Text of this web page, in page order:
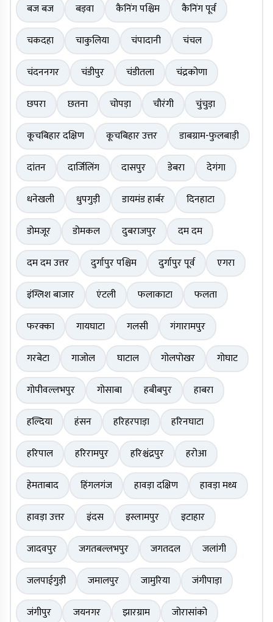
बज बज
बड़वा कैनिंग पश्चिम
कैनिंग पूर्व
चकदहा
चाकुलिया चंपादानी
चंचल
चंदननगर
चंडीपुर चंडीतला
चंद्रकोणा
छपरा
छतना चोपड़ा चौरंगी
चुंचुड़ा
कूचबिहार दक्षिण
कूचबिहार उत्तर
डाबग्राम-फुलबाड़ी
दांतन
दार्जिलिंग दासपुर डेबरा
देगंगा
धनेखली
धुपगुड़ी डायमंड हार्बर
दिनहाटा
डोमजूर
डोमकल दुबराजपुर
दम दम
दम दम उत्तर
दुर्गापुर पश्चिम दुर्गापुर पूर्व
एगरा
इंग्लिश बाजार
एंटली फलाकाटा
फलता
फरक्का
गायघाटा गलसी
गंगारामपुर
गरबेटा
गाजोल घाटाल गोलपोखर
गोघाट
गोपीवल्लभपुर
गोसाबा हबीबपुर
हाबरा
हल्दिया
हंसन हरिहरपाड़ा
हरिनघाटा
हरिपाल
हरिरामपुर हरिश्चंद्रपुर
हरोआ
हेमताबाद
हिंगलगंज हावड़ा दक्षिण
हावड़ा मध्य
हावड़ा उत्तर
इंदस इस्लामपुर
इटाहार
जादवपुर
जगतबल्लभपुर जगतदल
जलांगी
जलपाईगुड़ी
जमालपुर जामुरिया
जंगीपाड़ा
जंगीपुर
जयनगर झारग्राम
जोरासांको